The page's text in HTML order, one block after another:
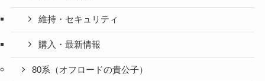
維持・セキュリティ
購入・最新情報
80系（オフロードの貴公子）